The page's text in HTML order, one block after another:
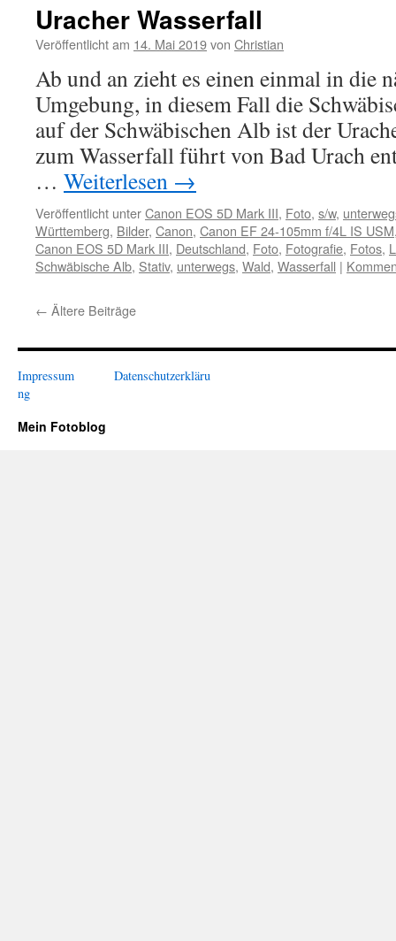
Uracher Wasserfall
Veröffentlicht am 14. Mai 2019von Christian
Ab und an zieht es einen einmal in die
Umgebung, in diesem Fall die
auf der Schwäbischen Alb ist der
zum Wasserfall führt von Bad Urach
… Weiterlesen →
Veröffentlicht unterCanon EOS 5D Mark III, Foto, s/w,
Württemberg, Bilder, Canon, Canon EF 24-105mm f/4L IS USM
Canon EOS 5D Mark III, Deutschland, Foto, Fotografie, Fotos,
Schwäbische Alb, Stativ, unterwegs, Wald, Wasserfall |
← Ältere Beiträge
Impressum
Datenschutzerkläru
ng
Mein Fotoblog